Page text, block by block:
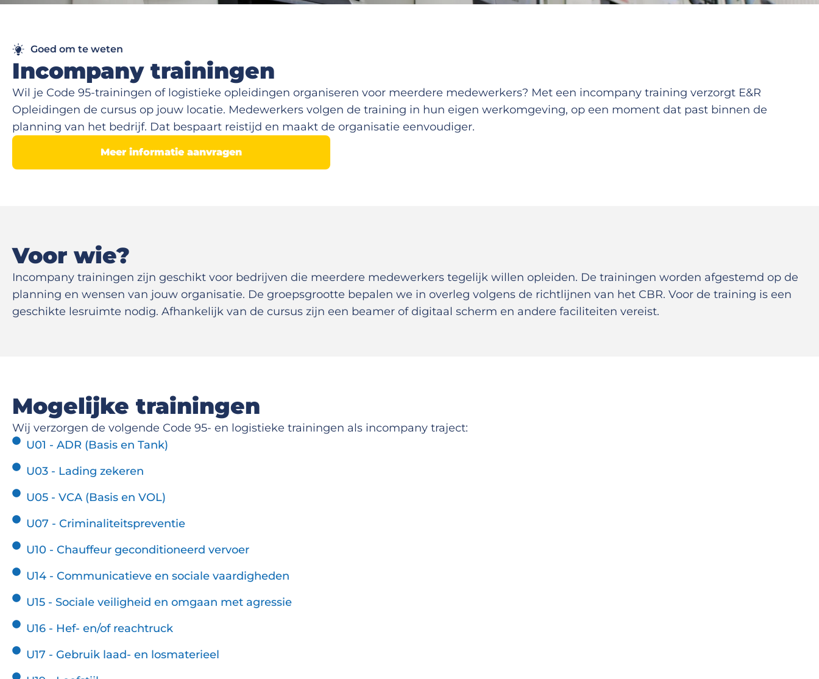
Goed om te weten
Incompany trainingen
Wil je Code 95-trainingen of logistieke opleidingen organiseren voor meerdere medewerkers? Met een incompany training verzorgt E&R
Opleidingen de cursus op jouw locatie. Medewerkers volgen de training in hun eigen werkomgeving, op een moment dat past binnen de
planning van het bedrijf. Dat bespaart reistijd en maakt de organisatie eenvoudiger.
Meer informatie aanvragen
Voor wie?
Incompany trainingen zijn geschikt voor bedrijven die meerdere medewerkers tegelijk willen opleiden. De trainingen worden afgestemd op de
planning en wensen van jouw organisatie. De groepsgrootte bepalen we in overleg volgens de richtlijnen van het CBR. Voor de training is een
geschikte lesruimte nodig. Afhankelijk van de cursus zijn een beamer of digitaal scherm en andere faciliteiten vereist.
Mogelijke trainingen
Wij verzorgen de volgende Code 95- en logistieke trainingen als incompany traject:
U01 - ADR (Basis en Tank)
U03 - Lading zekeren
U05 - VCA (Basis en VOL)
U07 - Criminaliteitspreventie
U10 - Chauffeur geconditioneerd vervoer
U14 - Communicatieve en sociale vaardigheden
U15 - Sociale veiligheid en omgaan met agressie
U16 - Hef- en/of reachtruck
U17 - Gebruik laad- en losmaterieel